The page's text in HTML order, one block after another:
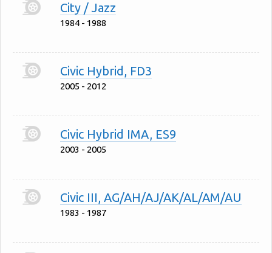
City / Jazz
1984 - 1988
Civic Hybrid, FD3
2005 - 2012
Civic Hybrid IMA, ES9
2003 - 2005
Civic III, AG/AH/AJ/AK/AL/AM/AU
1983 - 1987